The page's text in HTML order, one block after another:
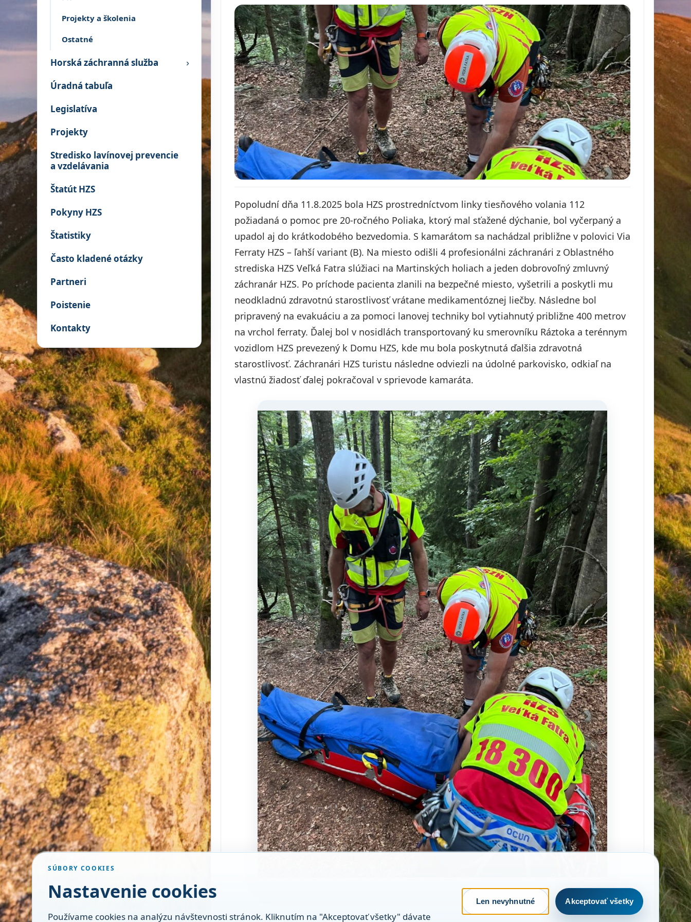
Projekty a školenia
Ostatné
Horská záchranná služba ›
Úradná tabuľa
Legislatíva
Projekty
Stredisko lavínovej prevencie
a vzdelávania
Štatút HZS
Pokyny HZS
Štatistiky
Často kladené otázky
Partneri
Poistenie
Kontakty
Popoludní dňa 11.8.2025 bola HZS prostredníctvom linky tiesňového volania 112
požiadaná o pomoc pre 20-ročného Poliaka, ktorý mal sťažené dýchanie, bol vyčerpaný a
upadol aj do krátkodobého bezvedomia. S kamarátom sa nachádzal približne v polovici Via
Ferraty HZS – ľahší variant (B). Na miesto odišli 4 profesionálni záchranári z Oblastného
strediska HZS Veľká Fatra slúžiaci na Martinských holiach a jeden dobrovoľný zmluvný
záchranár HZS. Po príchode pacienta zlanili na bezpečné miesto, vyšetrili a poskytli mu
neodkladnú zdravotnú starostlivosť vrátane medikamentóznej liečby. Následne bol
pripravený na evakuáciu a za pomoci lanovej techniky bol vytiahnutý približne 400 metrov
na vrchol ferraty. Ďalej bol v nosidlách transportovaný ku smerovníku Ráztoka a terénnym
vozidlom HZS prevezený k Domu HZS, kde mu bola poskytnutá ďalšia zdravotná
starostlivosť. Záchranári HZS turistu následne odviezli na údolné parkovisko, odkiaľ na
vlastnú žiadosť ďalej pokračoval v sprievode kamaráta.
SÚBORY COOKIES
Nastavenie cookies
Používame cookies na analýzu návštevnosti stránok. Kliknutím na "Akceptovať všetky" dávate
Len nevyhnutné Akceptovať všetky